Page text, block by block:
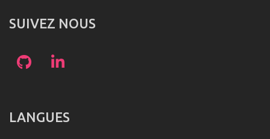
SUIVEZ NOUS
LANGUES